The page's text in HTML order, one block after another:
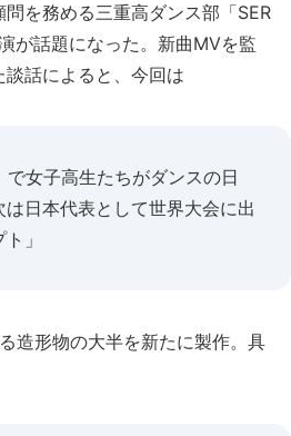
を務める三重高ダンス部「SER
が話題になった。新曲MVを監
話によると、今回は
で女子高生たちがダンスの日
日本代表として世界大会に出
」
造形物の大半を新たに製作。具